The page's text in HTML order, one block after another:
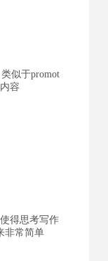
似于promot
容
得思考写作
非常简单